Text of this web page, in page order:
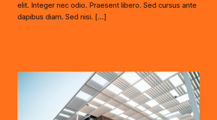
elit. Integer nec odio. Praesent libero. Sed cursus ante
dapibus diam. Sed nisi. […]